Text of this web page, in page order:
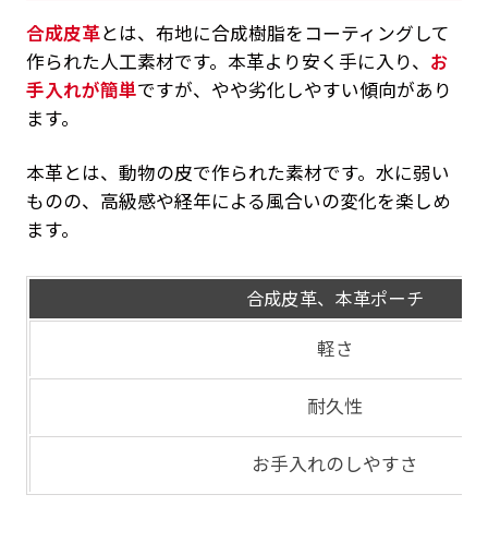
合成皮革とは、布地に合成樹脂をコーティングして
作られた人工素材です。本革より安く手に入り、 お
手入れが簡単ですが、やや劣化しやすい傾向があり
ます。
本革とは、動物の皮で作られた素材です。水に弱い
ものの、高級感や経年による風合いの変化を楽しめ
ます。
合成皮革、本革ポーチ
軽さ
耐久性
お手入れのしやすさ